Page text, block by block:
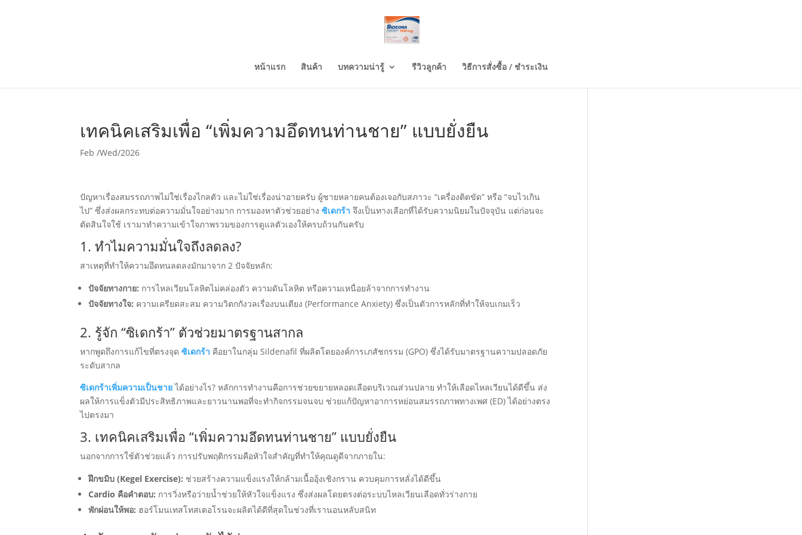
หน้าแรก สินค้า บทความน่ารู้ รีวิวลูกค้า วิธีการสั่งซื้อ / ชำระเงิน
เทคนิคเสริมเพื่อ “เพิ่มความอึดทนท่านชาย” แบบยั่งยืน
Feb /Wed/2026
ปัญหาเรื่องสมรรถภาพไม่ใช่เรื่องไกลตัว และไม่ใช่เรื่องน่าอายครับ ผู้ชายหลายคนต้องเจอกับสภาวะ “เครื่องติดขัด” หรือ “จบไวเกิน
ไป” ซึ่งส่งผลกระทบต่อความมั่นใจอย่างมาก การมองหาตัวช่วยอย่างซิเดกร้า จึงเป็นทางเลือกที่ได้รับความนิยมในปัจจุบัน แต่ก่อนจะ
ตัดสินใจใช้ เรามาทำความเข้าใจภาพรวมของการดูแลตัวเองให้ครบถ้วนกันครับ
1. ทำไมความมั่นใจถึงลดลง?
สาเหตุที่ทำให้ความอึดทนลดลงมักมาจาก 2 ปัจจัยหลัก:
ปัจจัยทางกาย: การไหลเวียนโลหิตไม่คล่องตัว ความดันโลหิต หรือความเหนื่อยล้าจากการทำงาน
ปัจจัยทางใจ: ความเครียดสะสม ความวิตกกังวลเรื่องบนเตียง (Performance Anxiety) ซึ่งเป็นตัวการหลักที่ทำให้จบเกมเร็ว
2. รู้จัก “ซิเดกร้า” ตัวช่วยมาตรฐานสากล
หากพูดถึงการแก้ไขที่ตรงจุดซิเดกร้า คือยาในกลุ่ม Sildenafil ที่ผลิตโดยองค์การเภสัชกรรม (GPO) ซึ่งได้รับมาตรฐานความปลอดภัย
ระดับสากล
ซิเดกร้าเพิ่มความเป็นชายได้อย่างไร? หลักการทำงานคือการช่วยขยายหลอดเลือดบริเวณส่วนปลาย ทำให้เลือดไหลเวียนได้ดีขึ้น ส่ง
ผลให้การแข็งตัวมีประสิทธิภาพและยาวนานพอที่จะทำกิจกรรมจนจบ ช่วยแก้ปัญหาอาการหย่อนสมรรถภาพทางเพศ (ED) ได้อย่างตรง
ไปตรงมา
3. เทคนิคเสริมเพื่อ “เพิ่มความอึดทนท่านชาย” แบบยั่งยืน
นอกจากการใช้ตัวช่วยแล้ว การปรับพฤติกรรมคือหัวใจสำคัญที่ทำให้คุณดูดีจากภายใน:
ฝึกขมิบ (Kegel Exercise): ช่วยสร้างความแข็งแรงให้กล้ามเนื้ออุ้งเชิงกราน ควบคุมการหลั่งได้ดีขึ้น
Cardio คือคำตอบ: การวิ่งหรือว่ายน้ำช่วยให้หัวใจแข็งแรง ซึ่งส่งผลโดยตรงต่อระบบไหลเวียนเลือดทั่วร่างกาย
พักผ่อนให้พอ: ฮอร์โมนเทสโทสเตอโรนจะผลิตได้ดีที่สุดในช่วงที่เรานอนหลับสนิท